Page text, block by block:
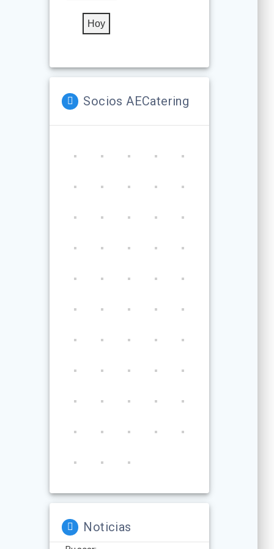
Hoy
Socios AECatering
Noticias